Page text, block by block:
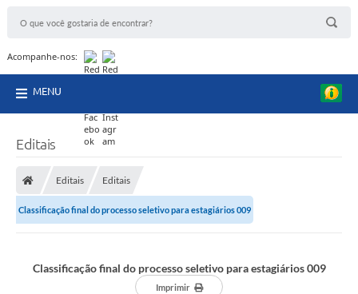
Acompanhe-nos:
MENU
Editais
Editais Editais
Classificação final do processo seletivo para estagiários 009
Classificação final do processo seletivo para estagiários 009
Imprimir